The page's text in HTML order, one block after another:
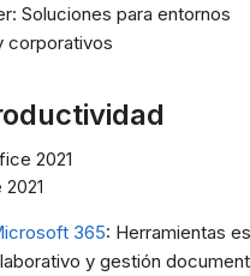
Soluciones para entornos
corporativos
365: Herramientas
y gestión